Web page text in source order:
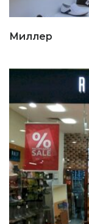
Миллер